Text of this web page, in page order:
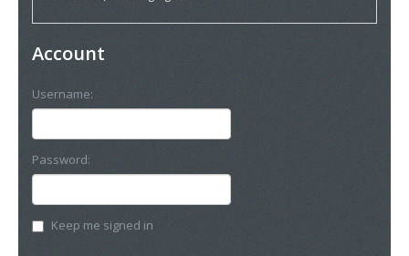
Account
Username:
Password:
Keep me signed in